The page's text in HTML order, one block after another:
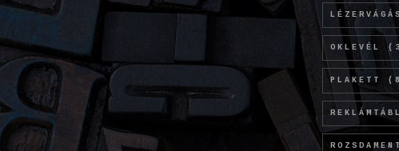
LÉZERVÁGÁS
OKLEVÉL
PLAKETT